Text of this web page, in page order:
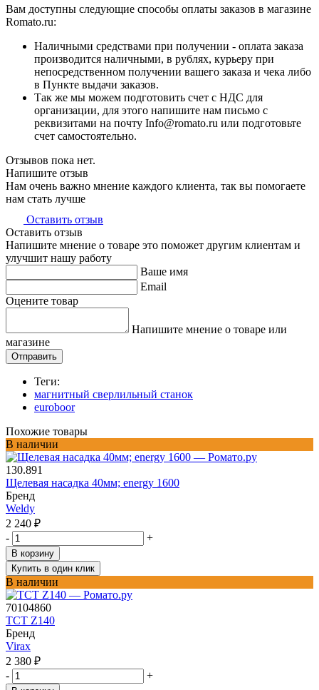
Вам доступны следующие способы оплаты заказов в магазине
Romato.ru:
Наличными средствами при получении - оплата заказа
производится наличными, в рублях, курьеру при
непосредственном получении вашего заказа и чека либо
в Пункте выдачи заказов.
Так же мы можем подготовить счет с НДС для
организации, для этого напишите нам письмо с
реквизитами на почту Info@romato.ru или подготовьте
счет самостоятельно.
Отзывов пока нет.
Напишите отзыв
Нам очень важно мнение каждого клиента, так вы помогаете
нам стать лучше
Оставить отзыв
Оставить отзыв
Напишите мнение о товаре это поможет другим клиентам и
улучшит нашу работу
Ваше имя
Email
Оцените товар
Напишите мнение о товаре или
магазине
Отправить
Теги:
магнитный сверлильный станок
euroboor
Похожие товары
В наличии
130.891
Щелевая насадка 40мм; energy 1600
Бренд
Weldy
2 240 ₽
-
+
В корзину
Купить в один клик
В наличии
70104860
TCT Z140
Бренд
Virax
2 380 ₽
-
+